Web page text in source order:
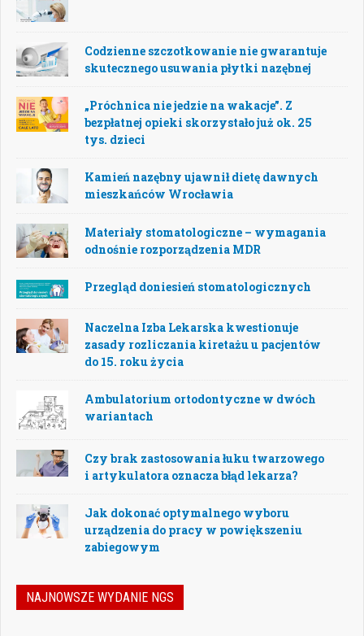
Codzienne szczotkowanie nie gwarantuje
skutecznego usuwania płytki nazębnej
„Próchnica nie jedzie na wakacje”. Z
bezpłatnej opieki skorzystało już ok. 25
tys. dzieci
Kamień nazębny ujawnił dietę dawnych
mieszkańców Wrocławia
Materiały stomatologiczne – wymagania
odnośnie rozporządzenia MDR
Przegląd doniesień stomatologicznych
Naczelna Izba Lekarska kwestionuje
zasady rozliczania kiretażu u pacjentów
do 15. roku życia
Ambulatorium ortodontyczne w dwóch
wariantach
Czy brak zastosowania łuku twarzowego
i artykulatora oznacza błąd lekarza?
Jak dokonać optymalnego wyboru
urządzenia do pracy w powiększeniu
zabiegowym
NAJNOWSZE WYDANIE NGS